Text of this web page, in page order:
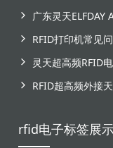
RFID打印机常见
RFID超高频外接
rfid电子标签展